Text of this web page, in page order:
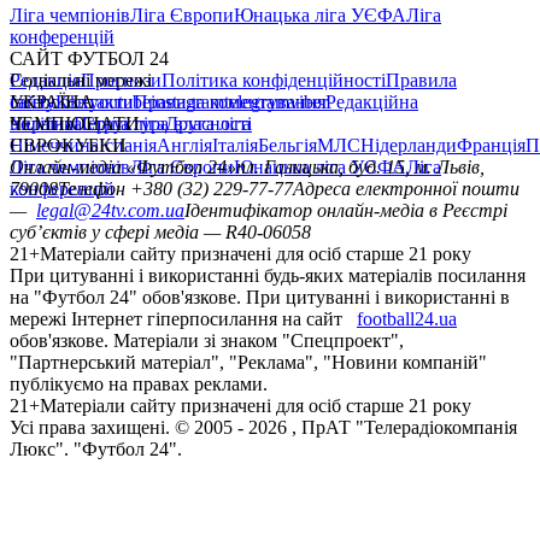
Ліга чемпіонівЛіга ЄвропиЮнацька ліга УЄФАЛіга
конференцій
САЙТ ФУТБОЛ 24
РедакціяПрогнозиПолітика конфіденційностіПравила
сайтуКонтактиПравила коментуванняРедакційна
політикаСтруктура власності
Соціальні мережі
facebookxyoutubeinstagramtelegramviber
УКРАЇНА
УкраїнаПерша лігаДруга ліга
ЧЕМПІОНАТИ
НімеччинаІспаніяАнгліяІталіяБельгіяМЛСНідерландиФранція
ЄВРОКУБКИ
Ліга чемпіонівЛіга ЄвропиЮнацька ліга УЄФАЛіга
конференцій
Онлайн-медіа «Футбол 24»пл. Галицька, буд. 15, м. Львів,
79008Телефон +380 (32) 229-77-77Адреса електронної пошти
— legal@24tv.com.uaІдентифікатор онлайн-медіа в Реєстрі
суб’єктів у сфері медіа — R40-06058
21+Матеріали сайту призначені для осіб старше 21 року
При цитуванні і використанні будь-яких матеріалів посилання
на "Футбол 24" обов'язкове. При цитуванні і використанні в
мережі Інтернет гіперпосилання на сайт
football24.ua
обов'язкове. Матеріали зі знаком "Спецпроект",
"Партнерський матеріал", "Реклама", "Новини компаній"
публікуємо на правах реклами.
21+Матеріали сайту призначені для осіб старше 21 року
Усi права захищенi. © 2005 - 2026 , ПрАТ "Телерадіокомпанія
Люкс". "Футбол 24".